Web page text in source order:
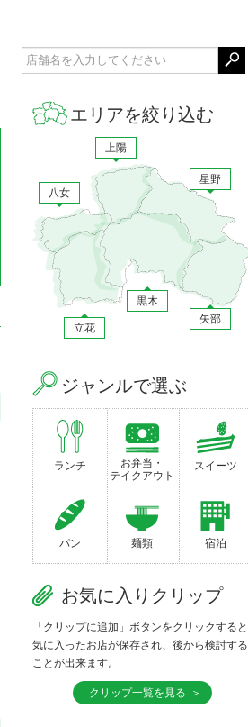
エリアを絞り込む
八女
上陽
黒木
立花
星野
矢部
ジャンルで選ぶ
ランチ
お弁当・
テイクアウト
スイーツ
パン 麺類 宿泊
お気に入りクリップ
「クリップに追加」ボタンをクリックすると
気に入ったお店が保存され、後から検討する
ことが出来ます。
クリップ一覧を見る